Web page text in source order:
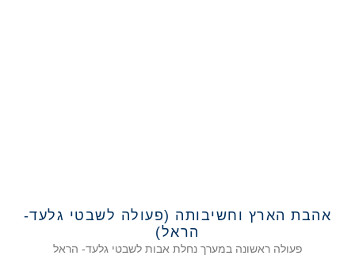
אהבת הארץ וחשיבותה (פעולה לשבטי גלעד-
הראל)
פעולה ראשונה במערך נחלת אבות לשבטי גלעד- הראל